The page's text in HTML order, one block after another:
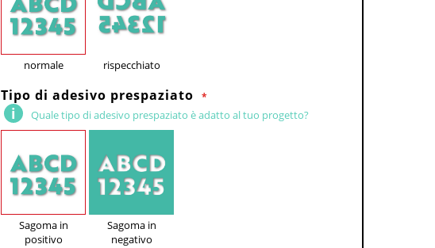
normale rispecchiato
Tipo di adesivo prespaziato
Quale tipo di adesivo prespaziato è adatto al tuo progetto?
Sagoma in
positivo
Sagoma in
negativo